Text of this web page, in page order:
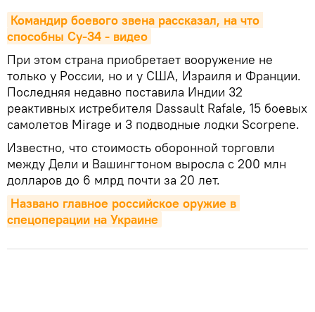
Командир боевого звена рассказал, на что
способны Су-34 - видео
При этом страна приобретает вооружение не
только у России, но и у США, Израиля и Франции.
Последняя недавно поставила Индии 32
реактивных истребителя Dassault Rafale, 15 боевых
самолетов Mirage и 3 подводные лодки Scorpene.
Известно, что стоимость оборонной торговли
между Дели и Вашингтоном выросла с 200 млн
долларов до 6 млрд почти за 20 лет.
Названо главное российское оружие в
спецоперации на Украине